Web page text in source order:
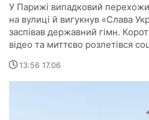
У Парижі випадковий
на вулиці й вигукнув «Слава
заспівав державний гімн.
відео та миттєво розлетівся
13:56 17.06